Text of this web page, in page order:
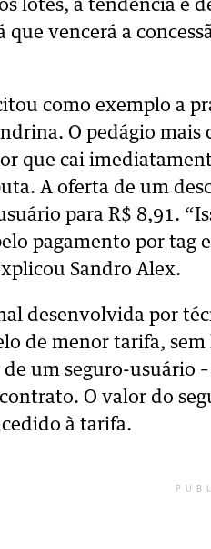
lotes, a tendência é
que vencerá a
como exemplo a
O pedágio
que cai
A oferta de um
para R$ 8,91.
pagamento por tag
Sandro Alex.
desenvolvida por
de menor tarifa,
um seguro-usuário
O valor do
à tarifa.